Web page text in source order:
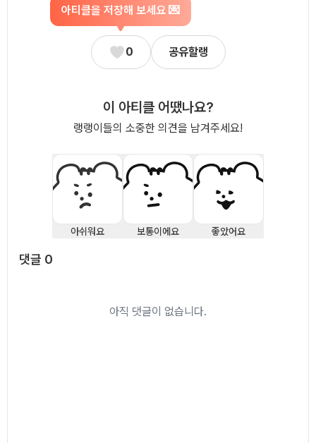
아티클을 저장해 보세요 💌
0 공유할랭
이 아티클 어땠나요?
랭랭이들의 소중한 의견을 남겨주세요!
아쉬워요 보통이에요 좋았어요
댓글 0
아직 댓글이 없습니다.